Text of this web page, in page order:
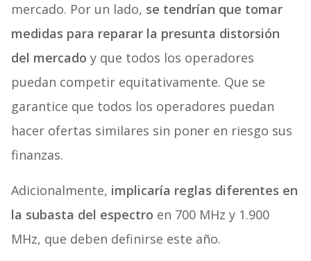
mercado. Por un lado, se tendrían que tomar
medidas para reparar la presunta distorsión
del mercado y que todos los operadores
puedan competir equitativamente. Que se
garantice que todos los operadores puedan
hacer ofertas similares sin poner en riesgo sus
finanzas.
Adicionalmente, implicaría reglas diferentes en
la subasta del espectro en 700 MHz y 1.900
MHz, que deben definirse este año.